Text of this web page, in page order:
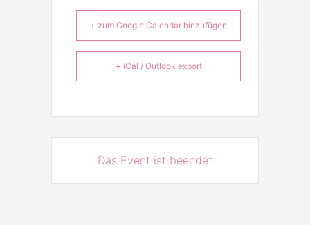
+ zum Google Calendar hinzufügen
+ iCal / Outlook export
Das Event ist beendet